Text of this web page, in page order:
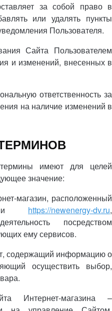
за собой право в
или удалять пункты
Пользователя.
Сайта Пользователем
и изменений, внесенных в
ответственность за
на наличие изменений в
имеют для целей
значение:
магазин, расположенный
https://newenergy-dv.ru,
посредством
ему сервисов.
содержащий информацию о
осуществить выбор,
Интернет-магазина –